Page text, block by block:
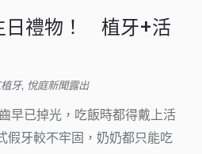
日禮物！ 植牙+活
牙, 悅庭新聞露出
早已掉光，吃飯時都得戴上活
假牙較不牢固，奶奶都只能吃